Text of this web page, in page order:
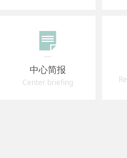
中心简报
Center briefing